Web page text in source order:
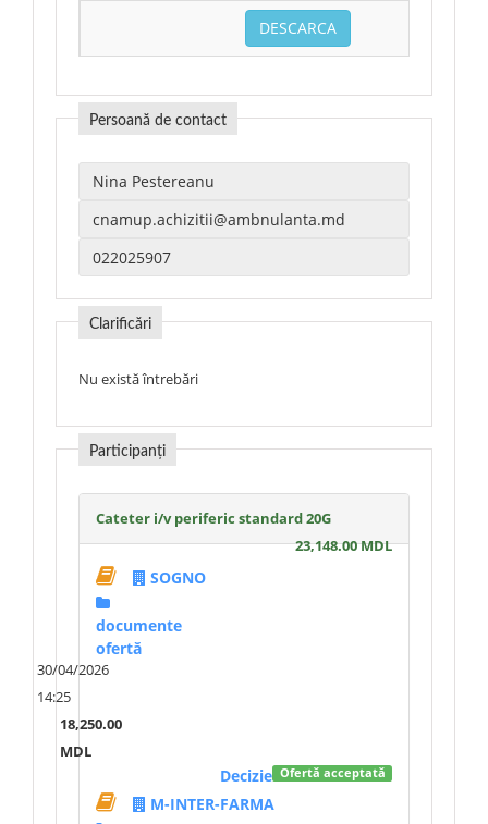
DESCARCA
Persoană de contact
Clarificări
Nu există întrebări
Participanți
Cateter i/v periferic standard 20G
23,148.00 MDL
SOGNO
documente
ofertă
30/04/2026
14:25
18,250.00
MDL
Ofertă acceptată
Decizie
M-INTER-FARMA